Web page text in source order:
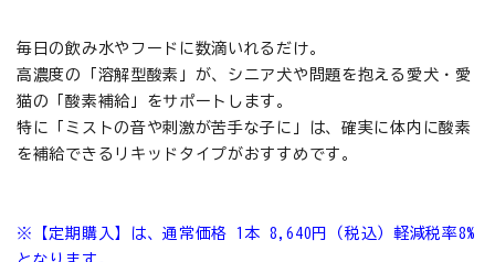
毎日の飲み水やフードに数滴いれるだけ。
高濃度の「溶解型酸素」が、シニア犬や問題を抱える愛犬・愛
猫の「酸素補給」をサポートします。
特に「ミストの音や刺激が苦手な子に」は、確実に体内に酸素
を補給できるリキッドタイプがおすすめです。
※【定期購入】は、通常価格 1本 8,640円（税込）軽減税率8%